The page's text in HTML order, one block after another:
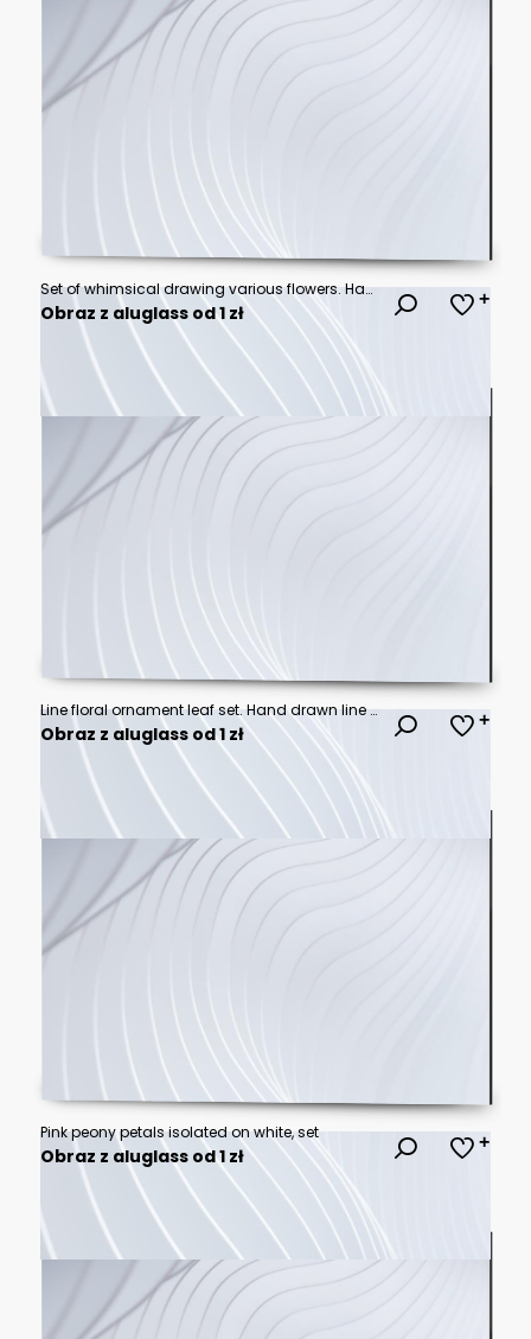
Set of whimsical drawing various flowers. Hand drawn floral collection for wedding invitation, wallpaper art or save the date card. Botanical vector
Obraz z aluglass od 1 zł
Line floral ornament leaf set. Hand drawn line floral ornament border vine doodle flower frame decor. Laurel olive divider flourish wreath botanical wedding garden vintage. Vector illustration
Obraz z aluglass od 1 zł
Pink peony petals isolated on white, set
Obraz z aluglass od 1 zł